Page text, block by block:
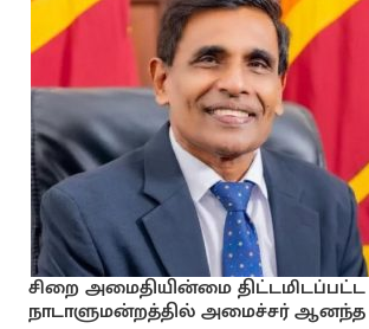
சிறை அமைதியின்மை திட்டமிடப்பட்ட
நாடாளுமன்றத்தில் அமைச்சர் ஆனந்த